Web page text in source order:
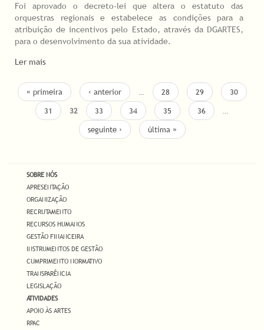
Foi aprovado o decreto-lei que altera o estatuto das
orquestras regionais e estabelece as condições para a
atribuição de incentivos pelo Estado, através da DGARTES,
para o desenvolvimento da sua atividade.
Ler mais
PAGES« primeira ‹ anterior … 28 29
30
31
32 33 34 35 36
…
seguinte ›
última »
SOBRE NÓS
APRESENTAÇÃO
ORGANIZAÇÃO
RECRUTAMENTO
RECURSOS HUMANOS
GESTÃO FINANCEIRA
INSTRUMENTOS DE GESTÃO
CUMPRIMENTO NORMATIVO
TRANSPARÊNCIA
LEGISLAÇÃO
ATIVIDADES
APOIO ÀS ARTES
RPAC